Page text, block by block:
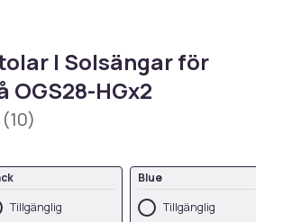
| Solsängar för
HGx2
(10)
Tillgänglig
Blue
Tillgänglig